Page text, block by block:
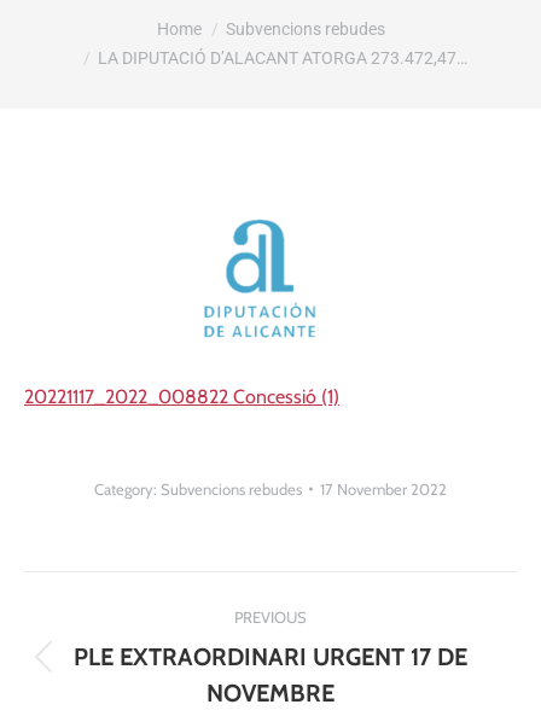
Home
Subvencions rebudes
LA DIPUTACIÓ D’ALACANT ATORGA 273.472,47…
20221117_2022_008822 Concessió (1)
Category: Subvencions rebudes 17 November 2022
navigation
PREVIOUS
Previous
post:
PLE EXTRAORDINARI URGENT 17 DE
NOVEMBRE